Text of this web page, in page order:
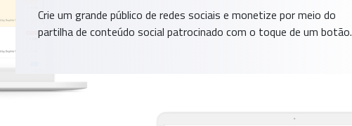
Crie um grande público de redes sociais e monetize por meio do
partilha de conteúdo social patrocinado com o toque de um botão.